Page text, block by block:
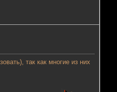
так как многие из них